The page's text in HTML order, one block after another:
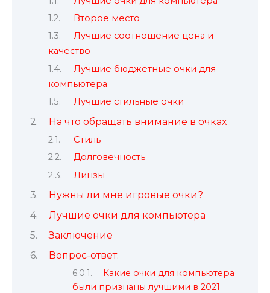
Второе место
Лучшие соотношение цена и
качество
Лучшие бюджетные очки для
компьютера
Лучшие стильные очки
На что обращать внимание в очках
Стиль
Долговечность
Линзы
Нужны ли мне игровые очки?
Лучшие очки для компьютера
Заключение
Вопрос-ответ:
Какие очки для компьютера
были признаны лучшими в 2021